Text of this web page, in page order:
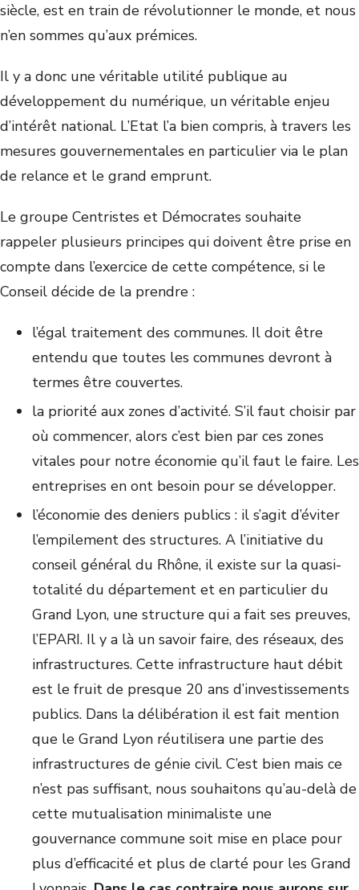
siècle, est en train de révolutionner le monde, et nous
n’en sommes qu’aux prémices.
Il y a donc une véritable utilité publique au
développement du numérique, un véritable enjeu
d’intérêt national. L’Etat l’a bien compris, à travers les
mesures gouvernementales en particulier via le plan
de relance et le grand emprunt.
Le groupe Centristes et Démocrates souhaite
rappeler plusieurs principes qui doivent être prise en
compte dans l’exercice de cette compétence, si le
Conseil décide de la prendre :
l’égal traitement des communes. Il doit être
entendu que toutes les communes devront à
termes être couvertes.
la priorité aux zones d’activité. S’il faut choisir par
où commencer, alors c’est bien par ces zones
vitales pour notre économie qu’il faut le faire. Les
entreprises en ont besoin pour se développer.
l’économie des deniers publics : il s’agit d’éviter
l’empilement des structures. A l’initiative du
conseil général du Rhône, il existe sur la quasi-
totalité du département et en particulier du
Grand Lyon, une structure qui a fait ses preuves,
l’EPARI. Il y a là un savoir faire, des réseaux, des
infrastructures. Cette infrastructure haut débit
est le fruit de presque 20 ans d’investissements
publics. Dans la délibération il est fait mention
que le Grand Lyon réutilisera une partie des
infrastructures de génie civil. C’est bien mais ce
n’est pas suffisant, nous souhaitons qu’au-delà de
cette mutualisation minimaliste une
gouvernance commune soit mise en place pour
plus d’efficacité et plus de clarté pour les Grand